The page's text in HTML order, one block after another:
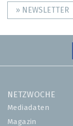
» NEWSLETTER
NETZWOCHE
Mediadaten
Magazin